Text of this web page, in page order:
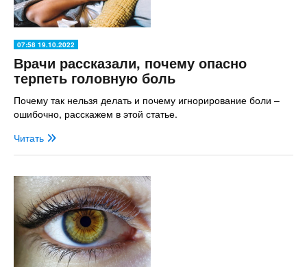
07:58 19.10.2022
Врачи рассказали, почему опасно
терпеть головную боль
Почему так нельзя делать и почему игнорирование боли –
ошибочно, расскажем в этой статье.
Читать